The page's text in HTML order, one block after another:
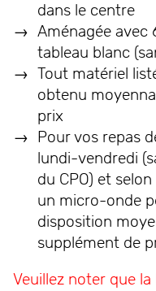
dans le centre
Aménagée avec
tableau blanc
Tout matériel
obtenu
prix
Pour vos repas
lundi-vendredi
du CPO) et
un micro-onde
disposition
supplément de
Veuillez noter que